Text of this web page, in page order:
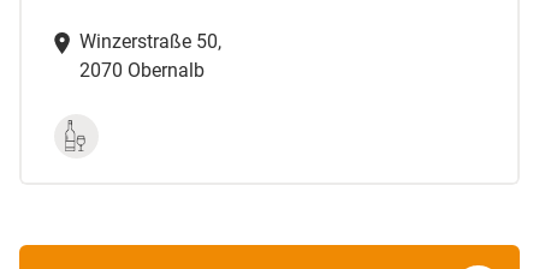
Winzerstraße 50,
2070 Obernalb